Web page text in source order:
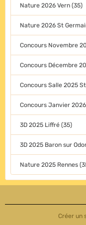
Nature 2026 Vern (35)
Nature 2026 St
Concours Novembre
Concours Décembre
Concours Salle 2025
Concours Janvier 2026
3D 2025 Liffré (35)
3D 2025 Baron sur
Nature 2025 Rennes
Créer un